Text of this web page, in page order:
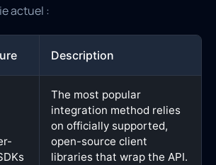
actuel :
Description
The most popular
integration method relies
on officially supported,
open-source client
libraries that wrap the API.